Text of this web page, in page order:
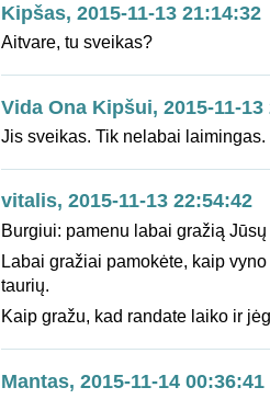
Kipšas, 2015-11-13 21:14:32
Aitvare, tu sveikas?
Vida Ona Kipšui, 2015-11-13
Jis sveikas. Tik nelabai laimingas.
vitalis, 2015-11-13 22:54:42
Burgiui: pamenu labai gražią
Labai gražiai pamokėte, kaip
taurių.
Kaip gražu, kad randate laiko ir
Mantas, 2015-11-14 00:36:41